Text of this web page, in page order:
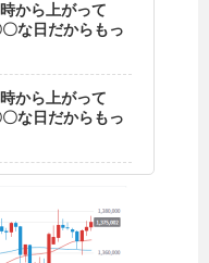
から上がって
な日だからもっ
から上がって
な日だからもっ